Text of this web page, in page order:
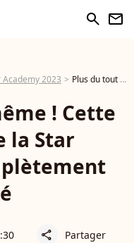
search newsletter
Academy 2023 Plus du tout la même ! Cette candidate de la Star Academy a complètement changé
! Cette
la Star
share Partager